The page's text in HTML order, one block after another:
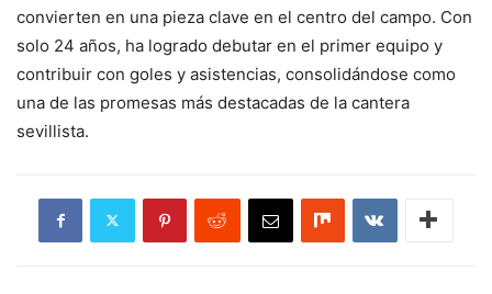
convierten en una pieza clave en el centro del campo. Con
solo 24 años, ha logrado debutar en el primer equipo y
contribuir con goles y asistencias, consolidándose como
una de las promesas más destacadas de la cantera
sevillista.